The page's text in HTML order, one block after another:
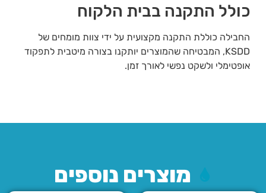
כולל התקנה בבית הלקוח
החבילה כוללת התקנה מקצועית על ידי צוות מומחים של
KSDD, המבטיחה שהמוצרים יותקנו בצורה מיטבית לתפקוד
אופטימלי ולשקט נפשי לאורך זמן.
מוצרים נוספים